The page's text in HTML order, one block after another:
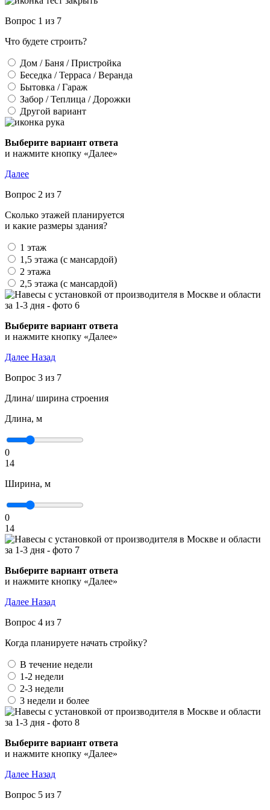
Вопрос 1 из 7
Что будете строить?
Дом / Баня / Пристройка
Беседка / Терраса / Веранда
Бытовка / Гараж
Забор / Теплица / Дорожки
Другой вариант
Выберите вариант ответа
и нажмите кнопку «Далее»
Далее
Вопрос 2 из 7
Сколько этажей планируется
и какие размеры здания?
1 этаж
1,5 этажа (с мансардой)
2 этажа
2,5 этажа (с мансардой)
Выберите вариант ответа
и нажмите кнопку «Далее»
Далее Назад
Вопрос 3 из 7
Длина/ ширина строения
Длина, м
0
14
Ширина, м
0
14
Выберите вариант ответа
и нажмите кнопку «Далее»
Далее Назад
Вопрос 4 из 7
Когда планируете начать стройку?
В течение недели
1-2 недели
2-3 недели
3 недели и более
Выберите вариант ответа
и нажмите кнопку «Далее»
Далее Назад
Вопрос 5 из 7